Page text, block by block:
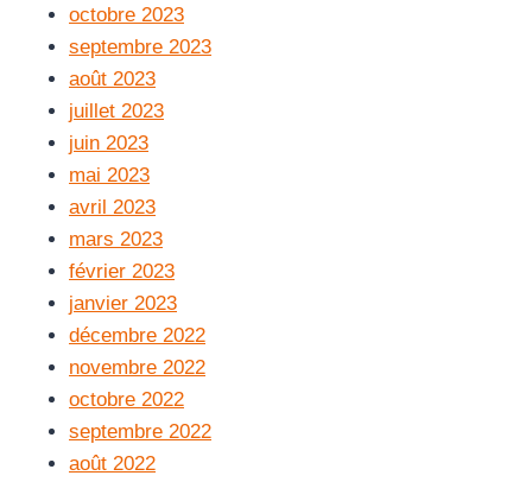
octobre 2023
septembre 2023
août 2023
juillet 2023
juin 2023
mai 2023
avril 2023
mars 2023
février 2023
janvier 2023
décembre 2022
novembre 2022
octobre 2022
septembre 2022
août 2022